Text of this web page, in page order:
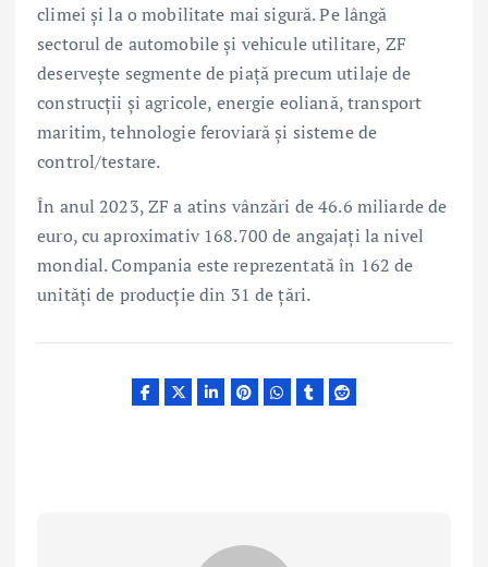
climei și la o mobilitate mai sigură. Pe lângă
sectorul de automobile și vehicule utilitare, ZF
deservește segmente de piață precum utilaje de
construcții și agricole, energie eoliană, transport
maritim, tehnologie feroviară și sisteme de
control/testare.
În anul 2023, ZF a atins vânzări de 46.6 miliarde de
euro, cu aproximativ 168.700 de angajați la nivel
mondial. Compania este reprezentată în 162 de
unități de producție din 31 de țări.